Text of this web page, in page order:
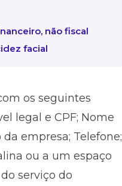
não fiscal
facial
os seguintes
legal e CPF; Nome
empresa; Telefone;
ou a um espaço
serviço do